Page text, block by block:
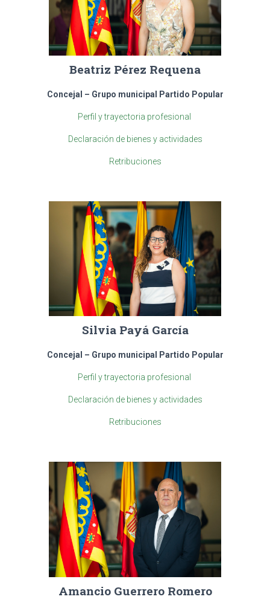
Beatriz Pérez Requena
Concejal – Grupo municipal Partido Popular
Perfil y trayectoria profesional
Declaración de bienes y actividades
Retribuciones
Silvia Payá García
Concejal – Grupo municipal Partido Popular
Perfil y trayectoria profesional
Declaración de bienes y actividades
Retribuciones
Amancio Guerrero Romero